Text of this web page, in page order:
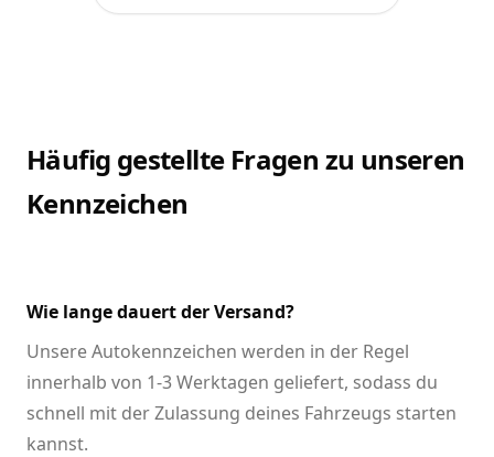
Häufig gestellte Fragen zu unseren
Kennzeichen
Wie lange dauert der Versand?
Unsere Autokennzeichen werden in der Regel
innerhalb von 1-3 Werktagen geliefert, sodass du
schnell mit der Zulassung deines Fahrzeugs starten
kannst.